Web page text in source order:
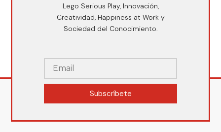
Lego Serious Play, Innovación,
Creatividad, Happiness at Work y
Sociedad del Conocimiento.
Subscríbete